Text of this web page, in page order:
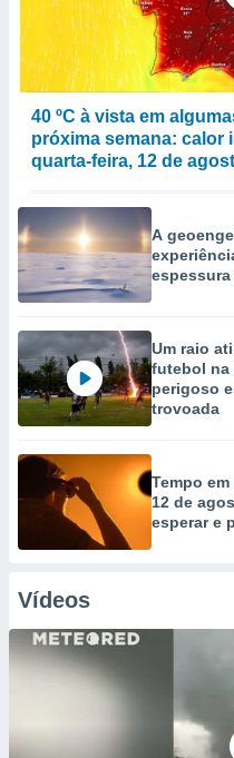
40 ºC à vista em
próxima semana: calor
quarta-feira, 12 de
A
Um raio
futebol na
perigoso
trovoada
Tempo
12 de
esperar e
Vídeos